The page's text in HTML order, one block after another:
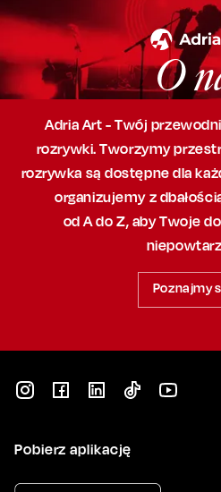
O
Adria Art - Twój
rozrywki. Tworzymy
rozrywka są dostępne dla
organizujemy z
od A do Z, abyTwoje
Poznajmy
Pobierz aplikację